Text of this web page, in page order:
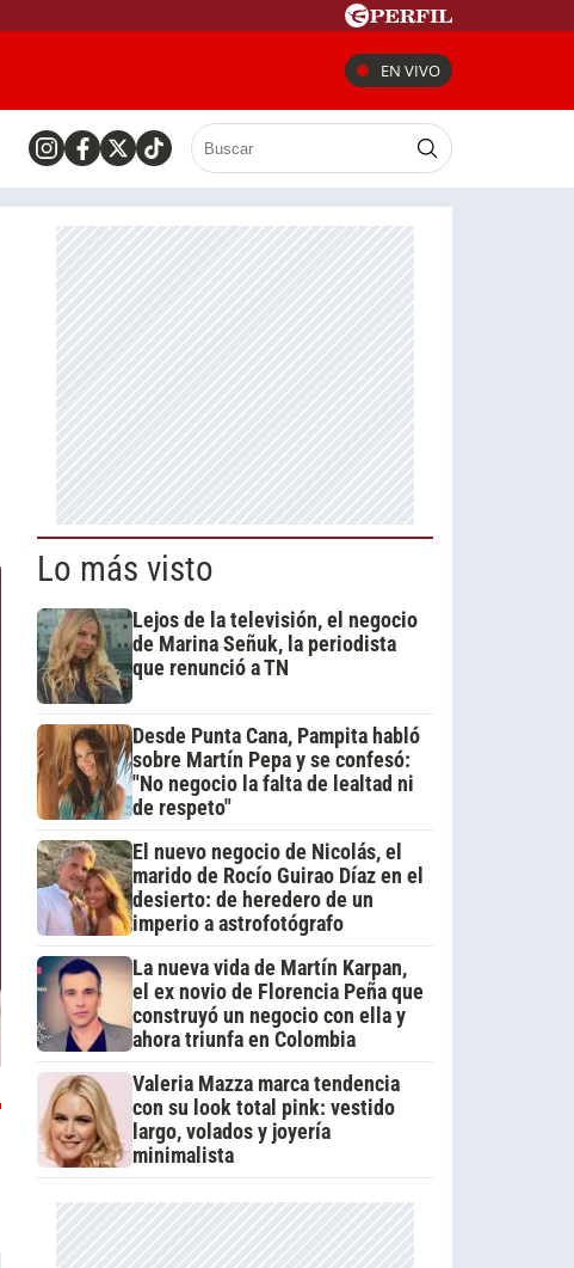
EN VIVO
Lo más visto
Lejos de la televisión, el negocio
de Marina Señuk, la periodista
que renunció a TN
Desde Punta Cana, Pampita habló
sobre Martín Pepa y se confesó:
"No negocio la falta de lealtad ni
de respeto"
El nuevo negocio de Nicolás, el
marido de Rocío Guirao Díaz en el
desierto: de heredero de un
imperio a astrofotógrafo
La nueva vida de Martín Karpan,
el ex novio de Florencia Peña que
construyó un negocio con ella y
ahora triunfa en Colombia
Valeria Mazza marca tendencia
con su look total pink: vestido
largo, volados y joyería
minimalista